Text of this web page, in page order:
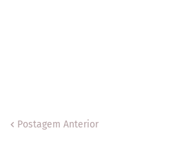
Postagem Anterior